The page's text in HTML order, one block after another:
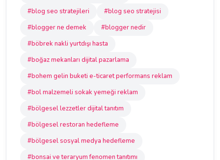
#blog seo stratejileri
#blog seo stratejisi
#blogger ne demek
#blogger nedir
#böbrek nakli yurtdışı hasta
#boğaz mekanları dijital pazarlama
#bohem gelin buketi e-ticaret performans reklam
#bol malzemeli sokak yemeği reklam
#bölgesel lezzetler dijital tanıtım
#bölgesel restoran hedefleme
#bölgesel sosyal medya hedefleme
#bonsai ve teraryum fenomen tanıtımı